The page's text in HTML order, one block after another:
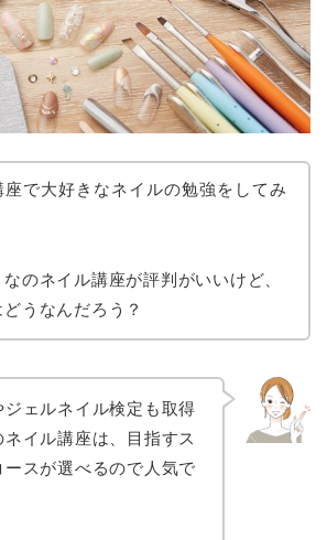
座で大好きなネイルの勉強をしてみ
なのネイル講座が評判がいいけど、
うなんだろう？
ェルネイル検定も取得
イル講座は、目指すス
スが選べるので人気で